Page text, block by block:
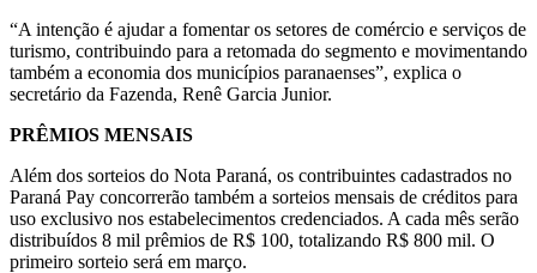
“A intenção é ajudar a fomentar os setores de comércio e serviços de
turismo, contribuindo para a retomada do segmento e movimentando
também a economia dos municípios paranaenses”, explica o
secretário da Fazenda, Renê Garcia Junior.
PRÊMIOS MENSAIS
Além dos sorteios do Nota Paraná, os contribuintes cadastrados no
Paraná Pay concorrerão também a sorteios mensais de créditos para
uso exclusivo nos estabelecimentos credenciados. A cada mês serão
distribuídos 8 mil prêmios de R$ 100, totalizando R$ 800 mil. O
primeiro sorteio será em março.